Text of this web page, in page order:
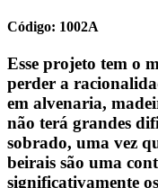
Código: 1002A
Esse projeto tem o
perder a
em alvenaria,
não terá grandes
sobrado, uma vez
beirais são uma
significativamente